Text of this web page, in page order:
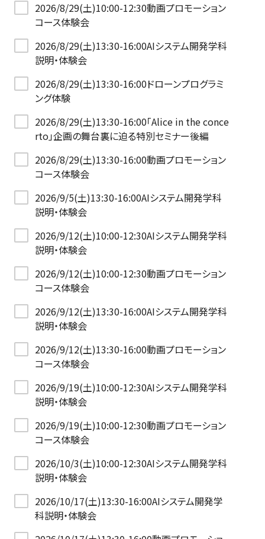
2026/8/29(土)10:00-12:30動画プロモーション
コース体験会
2026/8/29(土)13:30-16:00AIシステム開発学科
説明・体験会
2026/8/29(土)13:30-16:00ドローンプログラミ
ング体験
2026/8/29(土)13:30-16:00「Alice in the conce
rto」企画の舞台裏に迫る特別セミナー後編
2026/8/29(土)13:30-16:00動画プロモーション
コース体験会
2026/9/5(土)13:30-16:00AIシステム開発学科
説明・体験会
2026/9/12(土)10:00-12:30AIシステム開発学科
説明・体験会
2026/9/12(土)10:00-12:30動画プロモーション
コース体験会
2026/9/12(土)13:30-16:00AIシステム開発学科
説明・体験会
2026/9/12(土)13:30-16:00動画プロモーション
コース体験会
2026/9/19(土)10:00-12:30AIシステム開発学科
説明・体験会
2026/9/19(土)10:00-12:30動画プロモーション
コース体験会
2026/10/3(土)10:00-12:30AIシステム開発学科
説明・体験会
2026/10/17(土)13:30-16:00AIシステム開発学
科説明・体験会